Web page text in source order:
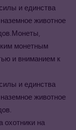
и единства
животное
монетным
и вниманием к
и единства
животное
охотники на